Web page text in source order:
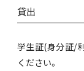
貸出
学生証(身分証/
ください。